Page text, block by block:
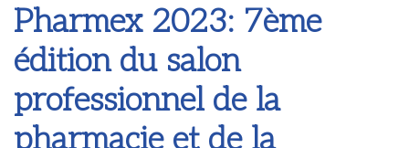
Pharmex 2023: 7ème
édition du salon
professionnel de la
pharmacie et de la